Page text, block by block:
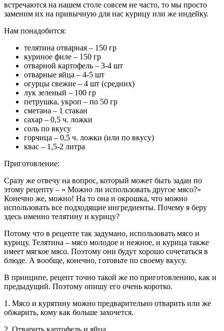
встречаются на нашем столе совсем не часто, то мы просто
заменим их на привычную для нас курицу или же индейку.
Нам понадобится:
телятина отварная – 150 гр
куриное филе – 150 гр
отварной картофель – 3-4 шт
отварные яйца – 4-5 шт
огурцы свежие – 4 шт (средних)
лук зеленый – 100 гр
петрушка, укроп – по 50 гр
сметана – 1 стакан
сахар – 0,5 ч. ложки
соль по вкусу
горчица – 0,5 ч. ложки (или по вкусу)
квас – 1,5-2 литра
Приготовление:
Сразу же отвечу на вопрос, который может быть задан по
этому рецепту – » Можно ли использовать другое мясо?»
Конечно же, можно! На то она и окрошка, что можно
использовать все подходящие ингредиенты. Почему я беру
здесь именно телятину и курицу?
Потому что в рецепте так задумано, использовать мясо и
курицу. Телятина – мясо молодое и нежное, и курица также
имеет мягкое мясо. Поэтому они будут хорошо сочетаться в
блюде. А вообще, конечно, готовьте по своему вкусу.
В принципе, рецепт точно такой же по приготовлению, как и
предыдущий. Поэтому опишу его очень коротко.
1. Мясо и курятину можно предварительно отварить или же
обжарить, кому как больше захочется.
2. Отварить картофель и яйца.